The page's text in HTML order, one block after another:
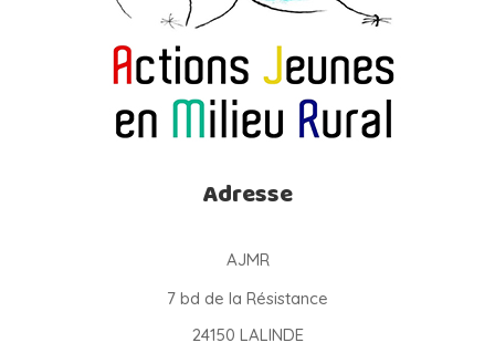
Adresse
AJMR
7 bd de la Résistance
24150 LALINDE